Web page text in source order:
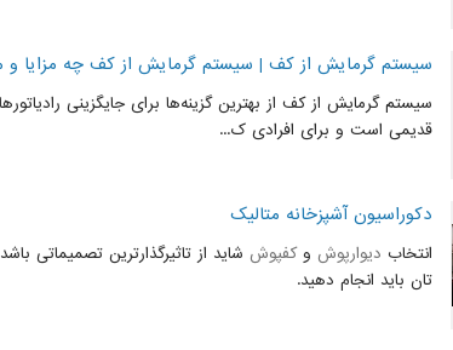
سیستم گرمایش از کف | سیستم گرمایش از کف چه مزایا و
سیستم گرمایش از کف از بهترین گزینه‌ها برای جایگزینی
قدیمی است و برای افرادی ک...
دکوراسیون آشپزخانه متالیک
انتخاب دیوارپوش وکفپوش شاید از تاثیرگذارترین تصمیماتی
تان باید انجام دهید.